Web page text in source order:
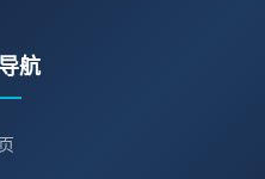
航